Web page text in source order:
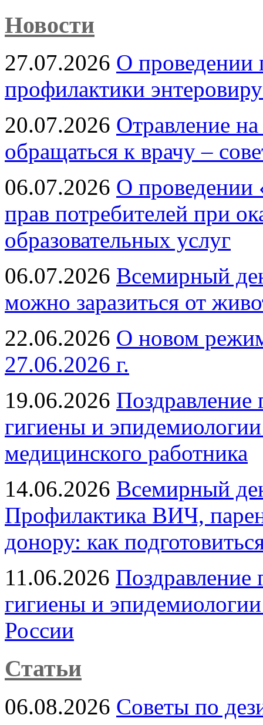
Новости
27.07.2026 О проведении
профилактики
20.07.2026 Отравление
обращаться к врачу –
06.07.2026 О проведении
прав потребителей при
образовательных услуг
06.07.2026 Всемирный
можно заразиться от
22.06.2026 О новом
27.06.2026 г.
19.06.2026 Поздравление
гигиены и
медицинского работника
14.06.2026 Всемирный
Профилактика ВИЧ,
донору: как
11.06.2026 Поздравление
гигиены и
России
Статьи
06.08.2026 Советы по